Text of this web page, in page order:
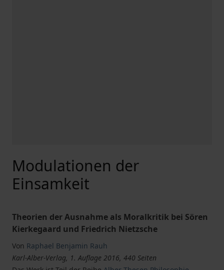
Modulationen der
Einsamkeit
Theorien der Ausnahme als Moralkritik bei Sören
Kierkegaard und Friedrich Nietzsche
Von Raphael Benjamin Rauh
Karl-Alber-Verlag, 1. Auflage 2016, 440 Seiten